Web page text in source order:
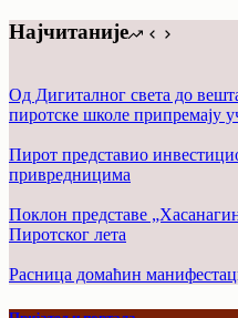
Најчитаније
Од Дигиталног света до
пиротске школе припремају
Пирот представио
привредницима
Поклон представе
Пиротског лета
Расница домаћин